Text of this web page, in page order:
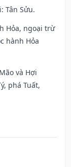
Tân Sửu.
Hỏa, ngoại trừ
hành Hỏa
và Hợi
phá Tuất,